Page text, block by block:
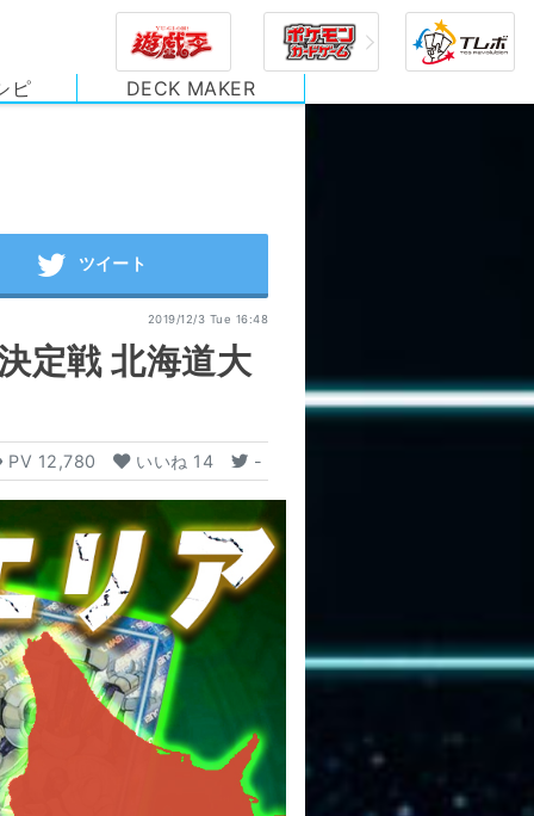
ピ DECK MAKER
2019/12/3 Tue 16:48
定戦 北海道大
PV 12,780 いいね 14 -